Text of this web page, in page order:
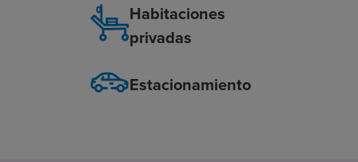
Habitaciones
privadas
Estacionamiento